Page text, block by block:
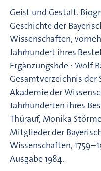
Geist und Gestalt.
Geschichte der
Wissenschaften,
Jahrhundert ihres
Ergänzungsbde.: Wolf
Gesamtverzeichnis der
Akademie der
Jahrhunderten ihres
Thürauf, Monika
Mitglieder der
Wissenschaften,
Ausgabe 1984.